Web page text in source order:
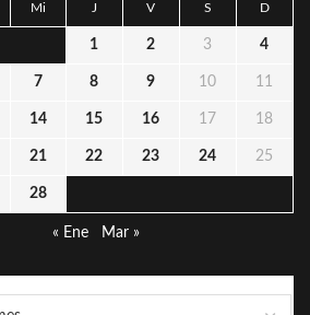
Mi J V S D
1 2 3 4
7 8 9 10 11
14 15 16 17 18
21 22 23 24 25
28
« Ene Mar »